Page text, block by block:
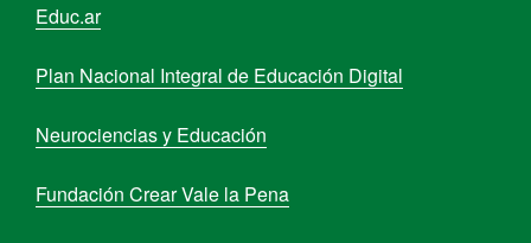
Educ.ar
Plan Nacional Integral de Educación Digital
Neurociencias y Educación
Fundación Crear Vale la Pena